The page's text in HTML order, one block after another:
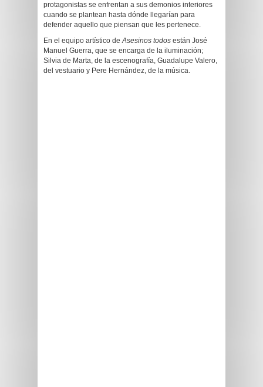
protagonistas se enfrentan a sus demonios interiores
cuando se plantean hasta dónde llegarían para
defender aquello que piensan que les pertenece.
En el equipo artístico deAsesinos todos están José
Manuel Guerra, que se encarga de la iluminación;
Silvia de Marta, de la escenografía, Guadalupe Valero,
del vestuario y Pere Hernández, de la música.